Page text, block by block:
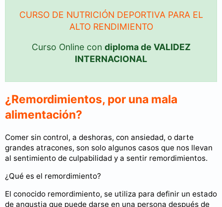
CURSO DE NUTRICIÓN DEPORTIVA PARA EL
ALTO RENDIMIENTO
Curso Online con diploma de VALIDEZ
INTERNACIONAL
¿Remordimientos, por una mala
alimentación?
Comer sin control, a deshoras, con ansiedad, o darte
grandes atracones, son solo algunos casos que nos llevan
al sentimiento de culpabilidad y a sentir remordimientos.
¿Qué es el remordimiento?
El conocido remordimiento, se utiliza para definir un estado
de angustia que puede darse en una persona después de